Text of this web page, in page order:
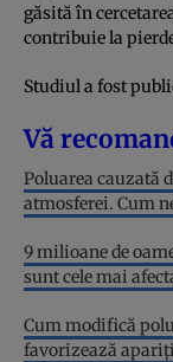
găsită în
contribuie la
Studiul a fost
Vă
Poluarea cauzată
atmosferei. Cum
9 milioane de
sunt cele mai
Cum modifică
favorizează